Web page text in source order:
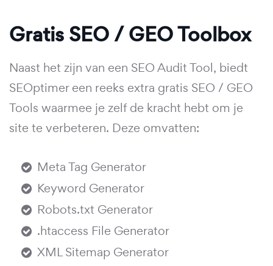
Gratis SEO / GEO Toolbox
Naast het zijn van een SEO Audit Tool, biedt
SEOptimer een reeks extra gratis SEO / GEO
Tools waarmee je zelf de kracht hebt om je
site te verbeteren. Deze omvatten:
Meta Tag Generator
Keyword Generator
Robots.txt Generator
.htaccess File Generator
XML Sitemap Generator